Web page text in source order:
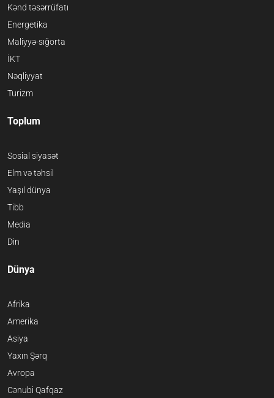
Kənd təsərrüfatı
Energetika
Maliyyə-sığorta
İKT
Nəqliyyat
Turizm
Toplum
Sosial siyasət
Elm və təhsil
Yaşıl dünya
Tibb
Media
Din
Dünya
Afrika
Amerika
Asiya
Yaxın Şərq
Avropa
Cənubi Qafqaz